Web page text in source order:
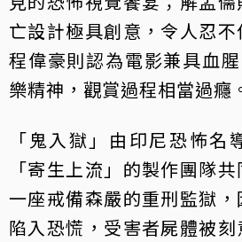
亡設計極具創意，令人忍不
程偉豪則認為電影兼具血
樂精神，觀賞過程相當過癮
「鬼入獄」由印尼恐怖名
「寄生上流」的製作團隊
一座戒備森嚴的重刑監獄
陷入恐慌，受害者屍體被